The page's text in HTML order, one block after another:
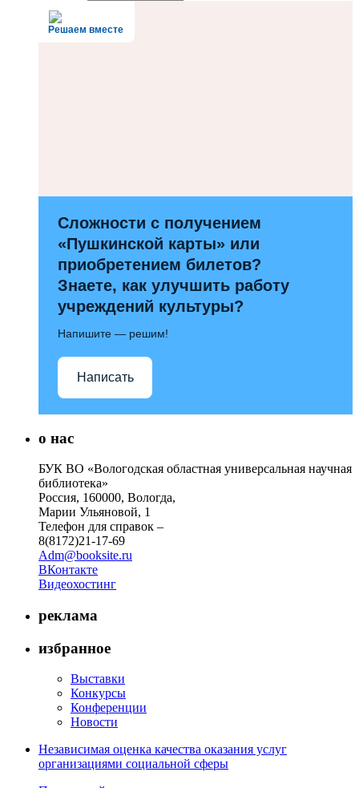
Решаем вместе
Сложности с получением
«Пушкинской карты» или
приобретением билетов?
Знаете, как улучшить работу
учреждений культуры?
Напишите — решим!
Написать
о нас
БУК ВО «Вологодская областная универсальная научная
библиотека»
Россия, 160000, Вологда,
Марии Ульяновой, 1
Телефон для справок –
8(8172)21-17-69
Adm@booksite.ru
ВКонтакте
Видеохостинг
реклама
избранное
Выставки
Конкурсы
Конференции
Новости
Независимая оценка качества оказания услуг
организациями социальной сферы